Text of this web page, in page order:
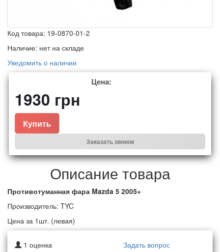
Код товара: 19-0870-01-2
Наличие: нет на складе
Уведомить о наличии
Цена:
1930 грн
Купить
Заказать звонок
Описание товара
Противотуманная фара Mazda 5 2005+
Производитель: TYC
Цена за 1шт. (левая)
1 оценка Задать вопрос